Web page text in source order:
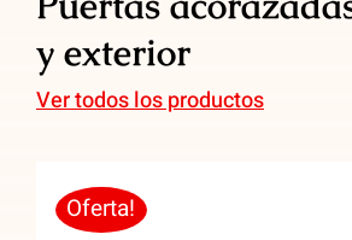
y exterior
Ver todos los productos
Oferta!